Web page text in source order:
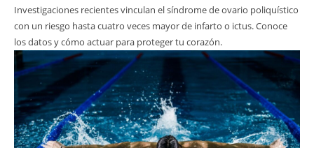
Investigaciones recientes vinculan el síndrome de ovario poliquístico
con un riesgo hasta cuatro veces mayor de infarto o ictus. Conoce
los datos y cómo actuar para proteger tu corazón.